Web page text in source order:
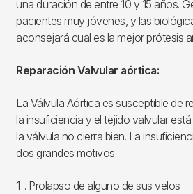
una duración de entre 10 y 15 años.
pacientes muy jóvenes, y las
aconsejará cual es la mejor prótesis
Reparación Valvular aórtica:
La Válvula Aórtica es susceptible de
la insuficiencia y el tejido valvular
la válvula no cierra bien. La
dos grandes motivos:
1-. Prolapso de alguno de sus velos